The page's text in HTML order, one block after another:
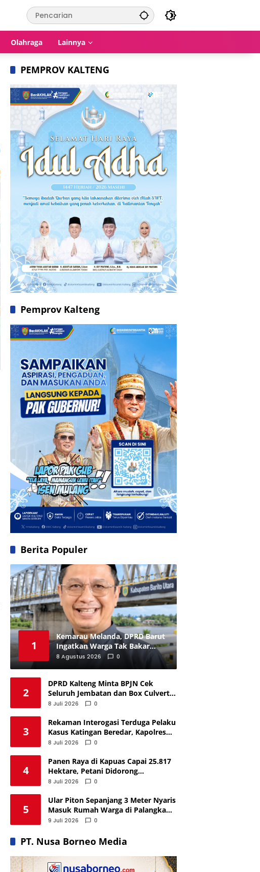
Olahraga Lainnya
PEMPROV KALTENG
Pemprov Kalteng
Berita Populer
1
Kemarau Melanda, DPRD Barut
Ingatkan Warga Tak Bakar
Lahan
8 Agustus 2026 0
2
DPRD Kalteng Minta BPJN Cek
Seluruh Jembatan dan Box Culvert
usai Ambruk di Katingan
8 Juli 2026 0
3
Rekaman Interogasi Terduga Pelaku
Kasus Katingan Beredar, Kapolres
Benarkan Keasliannya
8 Juli 2026 0
4
Panen Raya di Kapuas Capai 25.817
Hektare, Petani Didorong
Tingkatkan Produktivitas
8 Juli 2026 0
5
Ular Piton Sepanjang 3 Meter Nyaris
Masuk Rumah Warga di Palangka
Raya, Berhasil Dievakuasi
9 Juli 2026 0
PT. Nusa Borneo Media